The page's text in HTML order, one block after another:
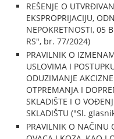
REŠENJE O
EKSPROPRIJACIJU,
NEPOKRETNOSTI, 05
RS", br. 77/2024)
PRAVILNIK O
USLOVIMA I
ODUZIMANJE
OTPREMANJA I
SKLADIŠTE I O
SKLADIŠTU ("Sl.
PRAVILNIK O NAČINU